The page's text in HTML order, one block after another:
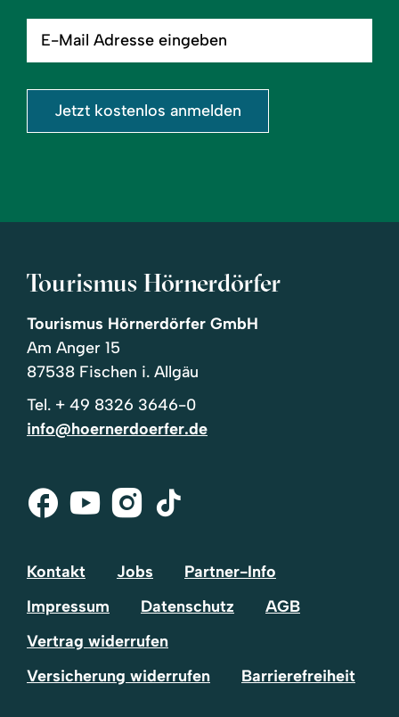
Mail
eingeben
Jetzt kostenlos anmelden
Tourismus Hörnerdörfer
Tourismus Hörnerdörfer GmbH
Am Anger 15
87538 Fischen i. Allgäu
Tel. + 49 8326 3646-0
info@hoernerdoerfer.de
Facebook
Youtube
Instagram
Tik-
Kontakt Jobs
Partner-Info
Impressum
Datenschutz
AGB
Vertrag widerrufen
Versicherung widerrufen
Barrierefreiheit